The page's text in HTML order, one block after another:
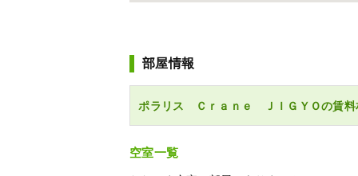
部屋情報
ポラリス Ｃｒａｎｅ ＪＩＧＹＯの賃料
空室一覧